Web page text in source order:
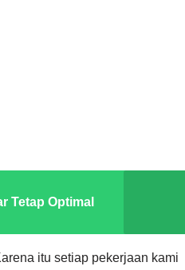
Tetap Optimal
itu setiap pekerjaan kami